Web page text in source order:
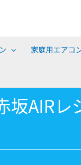
家庭用エアコ
坂AIR